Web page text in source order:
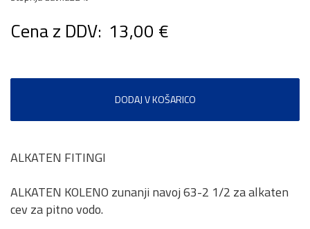
Cena z DDV: 13,00 €
DODAJ V KOŠARICO
ALKATEN FITINGI
ALKATEN KOLENO zunanji navoj 63-2 1/2 za alkaten
cev za pitno vodo.